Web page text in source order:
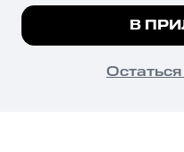
психотропных веществ, их
их незаконный оборот
законодательством
© 2026 ООО «КИОН».
Все права защищены
Мы используем куки,
Подробнее
В